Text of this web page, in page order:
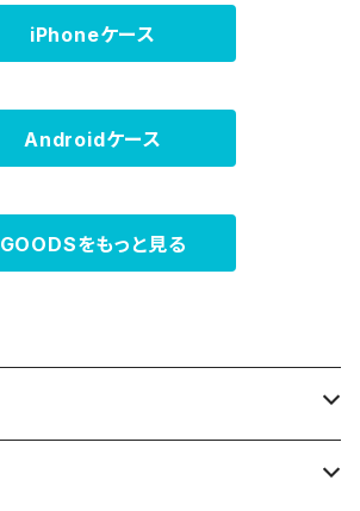
iPhoneケース
Androidケース
GOODSをもっと見る